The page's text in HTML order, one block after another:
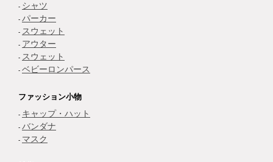
シャツ
パーカー
スウェット
アウター
スウェット
ベビーロンパース
ファッション小物
キャップ・ハット
バンダナ
マスク